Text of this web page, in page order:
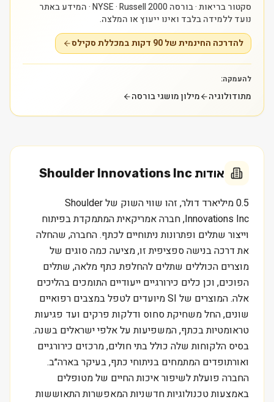
סקטור בריאות · בורסה NYSE · Russell 2000 · המידע באתר
נועד ללמידה בלבד ואינו ייעוץ או המלצה.
להדרכה החינמית של 90 דקות במכללת סקילס
להעמקה:
מתודולוגיה מילון מושגי בורסה
אודות Shoulder Innovations Inc
0.5 מיליארד דולר, זהו שווי השוק של Shoulder
Innovations Inc, חברה אמריקאית המתמקדת בפיתוח
וייצור שתלים ופתרונות ניתוחיים לכתף. החברה, שהחלה
את דרכה בנישה ספציפית זו, מציעה כמה סוגים של
מוצרים הכוללים שתלים להחלפת כתף מלאה, שתלים
הפוכים, וכן כלים כירורגיים ייעודיים התומכים בהליכים
אלה. המוצרים של SI מיועדים לטפל במצבים רפואיים
שונים, החל משחיקת סחוס ודלקות פרקים ועד פגיעות
טראומטיות בכתף, המשפיעות על אלפי ישראלים בשנה.
בסיס הלקוחות שלה כולל בתי חולים, מרכזים כירורגיים
ואורתופדים המתמחים בניתוחי כתף, בעיקר בארה״ב.
החברה פועלת לשיפור איכות החיים של מטופלים
באמצעות טכנולוגיות חדשניות המאפשרות התאוששות